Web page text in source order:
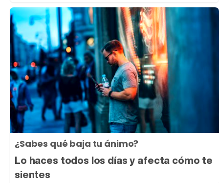
¿Sabes qué baja tu ánimo?
Lo haces todos los días y afecta cómo te
sientes